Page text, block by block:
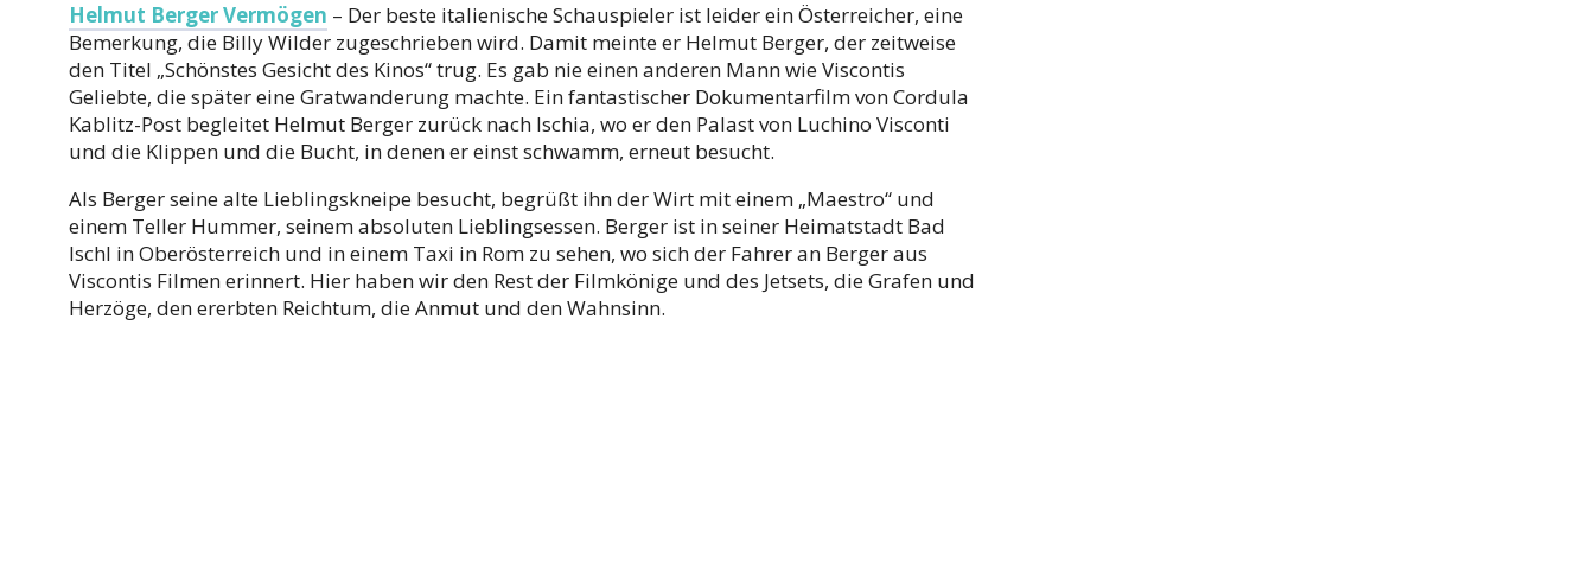
Helmut Berger Vermögen – Der beste italienische Schauspieler ist leider ein Österreicher, eine
Bemerkung, die Billy Wilder zugeschrieben wird. Damit meinte er Helmut Berger, der zeitweise
den Titel „Schönstes Gesicht des Kinos“ trug. Es gab nie einen anderen Mann wie Viscontis
Geliebte, die später eine Gratwanderung machte. Ein fantastischer Dokumentarfilm von Cordula
Kablitz-Post begleitet Helmut Berger zurück nach Ischia, wo er den Palast von Luchino Visconti
und die Klippen und die Bucht, in denen er einst schwamm, erneut besucht.
Als Berger seine alte Lieblingskneipe besucht, begrüßt ihn der Wirt mit einem „Maestro“ und
einem Teller Hummer, seinem absoluten Lieblingsessen. Berger ist in seiner Heimatstadt Bad
Ischl in Oberösterreich und in einem Taxi in Rom zu sehen, wo sich der Fahrer an Berger aus
Viscontis Filmen erinnert. Hier haben wir den Rest der Filmkönige und des Jetsets, die Grafen und
Herzöge, den ererbten Reichtum, die Anmut und den Wahnsinn.